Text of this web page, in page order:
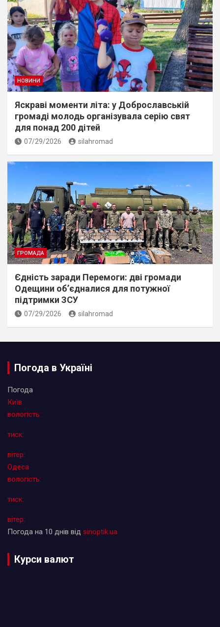
НОВИНИ
Яскраві моменти літа: у Доброславській
громаді молодь організувала серію свят
для понад 200 дітей
07/29/2026 silahromad
ГРОМАДА
Єдність заради Перемоги: дві громади
Одещини об’єдналися для потужної
підтримки ЗСУ
07/29/2026 silahromad
Погода в Україні
Погода
Київ
вологість:
тиск:
вітер:
Одеса
вологість:
тиск:
вітер:
Погода на 10 днів від sinoptik.ua
Курси валют